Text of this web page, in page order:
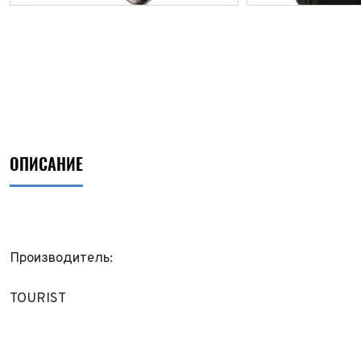
ОПИСАНИЕ
Производитель:
TOURIST